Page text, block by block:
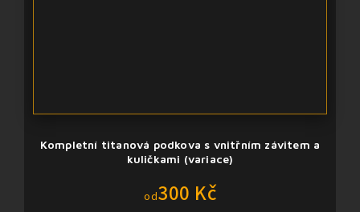
Kompletní titanová podkova s vnitřním závitem a
kuličkami (variace)
od300 Kč